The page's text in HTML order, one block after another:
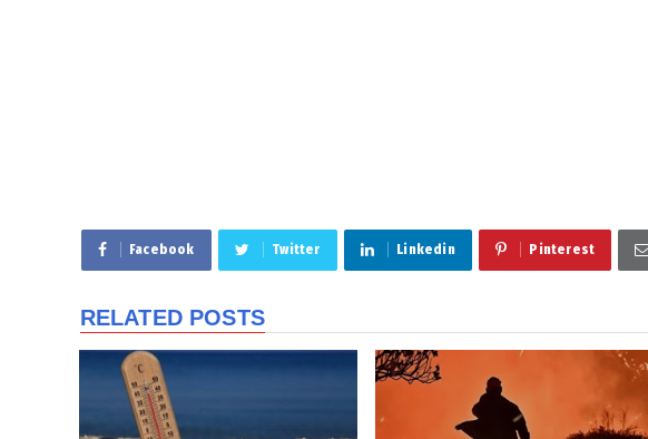
Facebook Twitter Linkedin Pinterest
RELATED POSTS